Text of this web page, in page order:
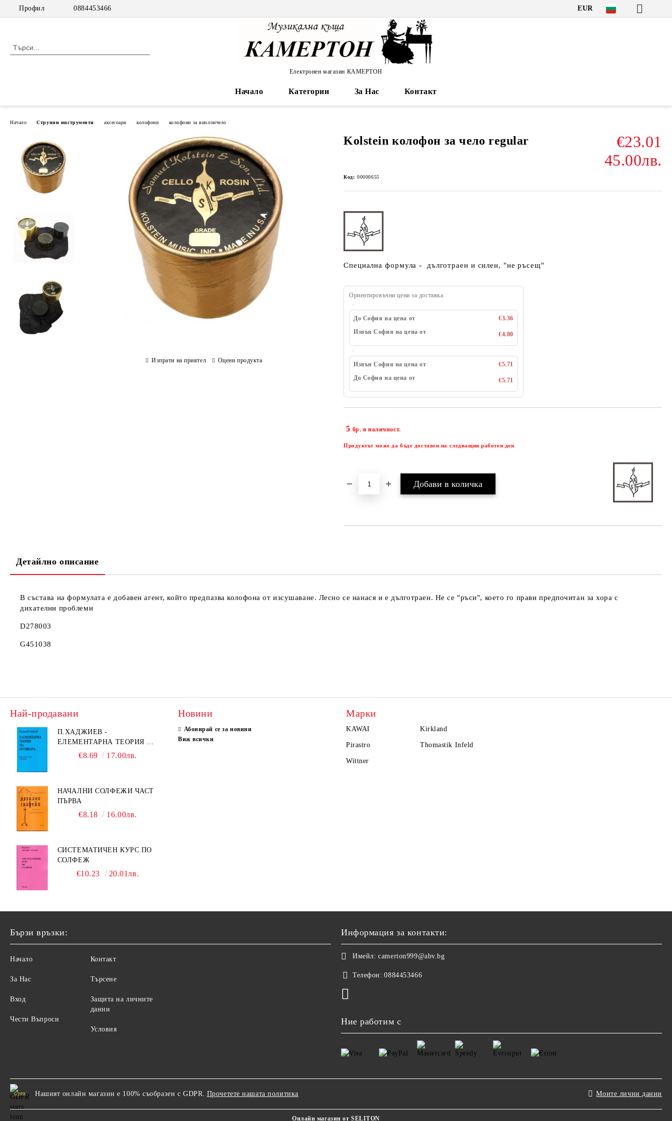
Профил 0884453466 EUR
Електронен магазин КАМЕРТОН
Начало Категории За Нас Контакт
Начало Струнни инструменти аксесоари колофони колофони за виолончело
Kolstein колофон за чело regular
€23.01
45.00лв.
Код: 00000655
Специална формула - дълготраен и силен, "не ръсещ"
Ориентировъчни цени за доставка
До София на цена от
€3.36
Извън София на цена от
€4.80
Извън София на цена от
€5.71
До София на цена от
€5.71
5 бр. в наличност.
Продуктът може да бъде доставен на следващия работен ден
Изпрати на приятел Оцени продукта
Детайлно описание
В състава на формулата е добавен агент, който предпазва колофона от изсушаване. Лесно се нанася и е дълготраен. Не се "ръси", което го прави предпочитан за хора с
дихателни проблеми
D278003
G451038
Най-продавани
П.ХАДЖИЕВ -
ЕЛЕМЕНТАРНА ТЕОРИЯ НА
МУЗИКАТА
€8.69 17.00лв.
НАЧАЛНИ СОЛФЕЖИ ЧАСТ
ПЪРВА
€8.18 16.00лв.
СИСТЕМАТИЧЕН КУРС ПО
СОЛФЕЖ
€10.23 20.01лв.
Новини
Абонирай се за новини
Виж всички
Марки
KAWAI Kirkland
Pirastro Thomastik Infeld
Wittner
Бързи връзки:
Начало
За Нас
Вход
Чести Въпроси
Контакт
Търсене
Защита на личните
данни
Условия
Информация за контакти:
Имейл: camerton999@abv.bg
Телефон: 0884453466
Ние работим с
GDPR Нашият онлайн магазин е 100% съобразен с GDPR. Прочетете нашата политика Моите лични данни
Онлайн магазин от SELITON